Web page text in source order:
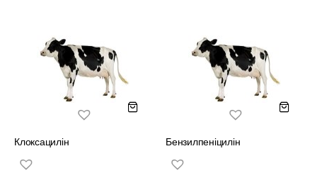
Клоксацилін Бензилпеніцилін